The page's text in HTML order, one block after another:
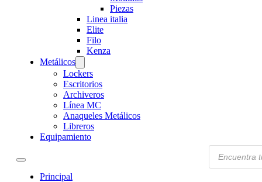
Piezas
Linea italia
Elite
Filo
Kenza
Metálicos
Lockers
Escritorios
Archiveros
Línea MC
Anaqueles Metálicos
Libreros
Equipamiento
Principal
Products
search